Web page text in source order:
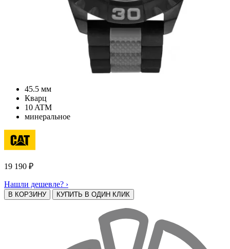
45.5 мм
Кварц
10 ATM
минеральное
19 190 ₽
Нашли дешевле? ›
В КОРЗИНУ КУПИТЬ В ОДИН КЛИК